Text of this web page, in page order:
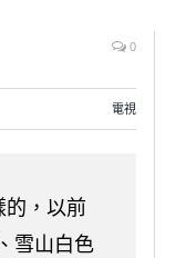
0
電視
的，以前
雪山白色